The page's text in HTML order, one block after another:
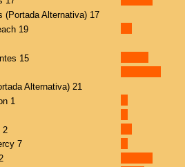
(Portada Alternativa) 17
19
15
Alternativa) 21
1
2
7